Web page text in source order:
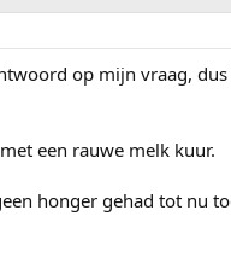
op mijn vraag,
een rauwe melk kuur.
honger gehad tot nu